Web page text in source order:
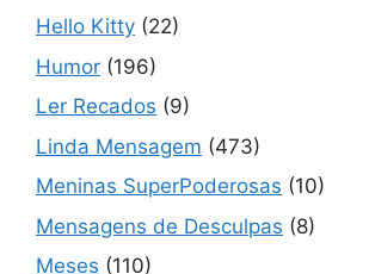
Hello Kitty (22)
Humor (196)
Ler Recados (9)
Linda Mensagem (473)
Meninas SuperPoderosas (10)
Mensagens de Desculpas (8)
Meses (110)